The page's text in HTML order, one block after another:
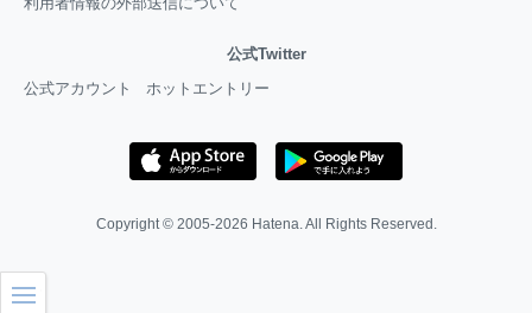
公式Twitter
公式アカウント
ホットエントリー
Copyright © 2005-2026 Hatena. All Rights Reserved.